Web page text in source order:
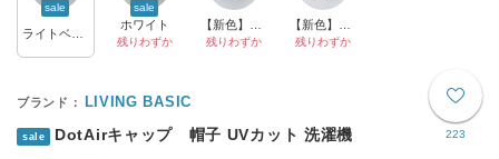
sale sale
ホワイト
残りわずか 残りわずか 残りわずか
223
LIVING BASIC
sale DotAirキャップ 帽子 UVカット 洗濯機